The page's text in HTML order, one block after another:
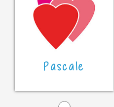
Pascale